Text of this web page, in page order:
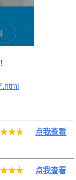
点我查看
点我查看